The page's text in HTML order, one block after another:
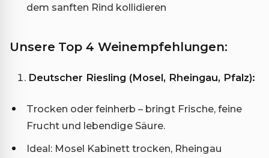
dem sanften Rind kollidieren
Unsere Top 4 Weinempfehlungen:
Deutscher Riesling (Mosel, Rheingau, Pfalz):
Trocken oder feinherb – bringt Frische, feine
Frucht und lebendige Säure.
Ideal: Mosel Kabinett trocken, Rheingau